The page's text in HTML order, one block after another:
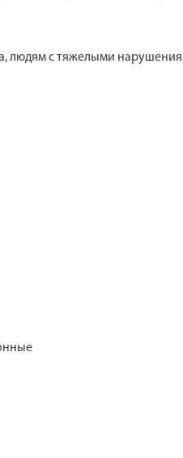
людям с тяжелыми